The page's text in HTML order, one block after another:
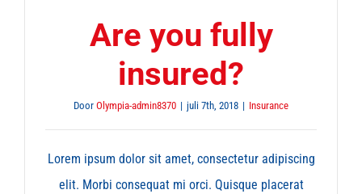
Are you fully
insured?
Door Olympia-admin8370 | juli 7th, 2018 | Insurance
Lorem ipsum dolor sit amet, consectetur adipiscing
elit. Morbi consequat mi orci. Quisque placerat